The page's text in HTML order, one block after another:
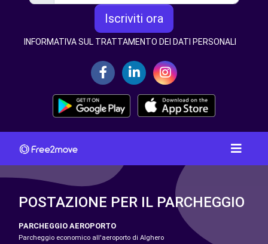
Iscriviti ora
INFORMATIVA SUL TRATTAMENTO DEI DATI PERSONALI
POSTAZIONE PER IL PARCHEGGIO
PARCHEGGIO AEROPORTO
Parcheggio economico all'aeroporto di Alghero